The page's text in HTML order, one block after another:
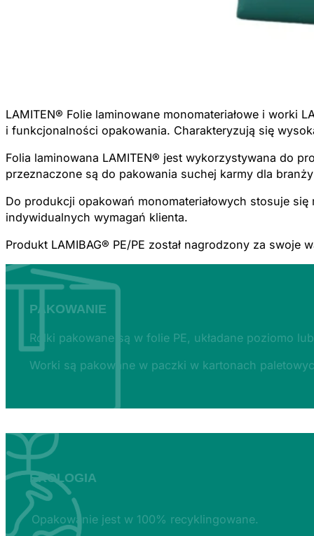
LAMITEN® Folie laminowane monomateriałowe i worki
i funkcjonalności opakowania. Charakteryzują się
Folia laminowana LAMITEN® jest wykorzystywana do
przeznaczone są do pakowania suchej karmy dla
Do produkcji opakowań monomateriałowych stosuje
indywidualnych wymagań klienta.
Produkt LAMIBAG® PE/PE został nagrodzony za swoje
PAKOWANIE
Rolki pakowane są w folie PE, układane poziomo
Worki są pakowane w paczki w kartonach
EKOLOGIA
Opakowanie jest w 100% recyklingowane.